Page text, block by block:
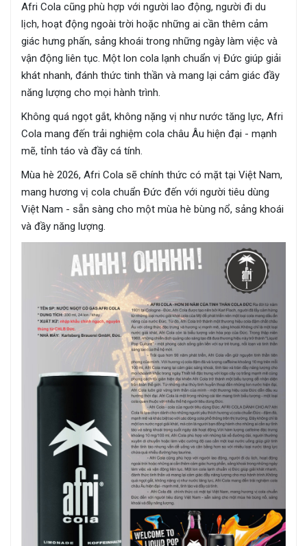
Afri Cola cũng phù hợp với người lao động, người đi du
lịch, hoạt động ngoài trời hoặc những ai cần thêm cảm
giác hưng phấn, sảng khoái trong những ngày làm việc và
vận động liên tục. Một lon cola lạnh chuẩn vị Đức giúp giải
khát nhanh, đánh thức tinh thần và mang lại cảm giác đầy
năng lượng cho mọi hành trình.
Không quá ngọt gắt, không nặng vị như nước tăng lực, Afri
Cola mang đến trải nghiệm cola châu Âu hiện đại - mạnh
mẽ, tỉnh táo và đầy cá tính.
Mùa hè 2026, Afri Cola sẽ chính thức có mặt tại Việt Nam,
mang hương vị cola chuẩn Đức đến với người tiêu dùng
Việt Nam - sẵn sàng cho một mùa hè bùng nổ, sảng khoái
và đầy năng lượng.